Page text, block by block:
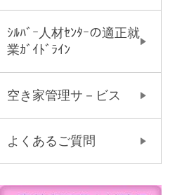
ｼﾙﾊﾞｰ人材ｾﾝﾀｰの適正就
業ｶﾞｲﾄﾞﾗｲﾝ
空き家管理サ－ビス
よくあるご質問